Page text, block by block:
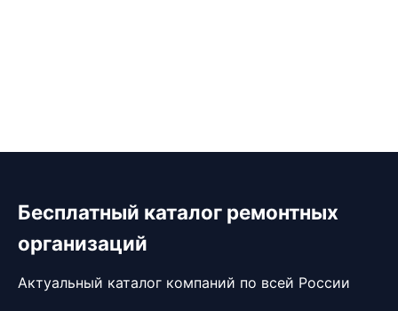
Бесплатный каталог ремонтных
организаций
Актуальный каталог компаний по всей России